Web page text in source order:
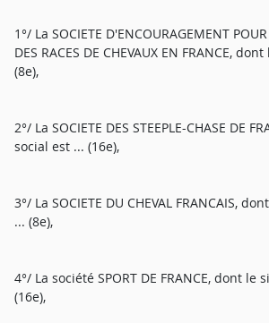
1°/ La SOCIETE D'ENCOURAGEMENT
DES RACES DE CHEVAUX EN FRANCE,
(8e),
2°/ La SOCIETE DES STEEPLE-CHASE DE
social est ... (16e),
3°/ La SOCIETE DU CHEVAL FRANCAIS,
... (8e),
4°/ La société SPORT DE FRANCE, dont le
(16e),